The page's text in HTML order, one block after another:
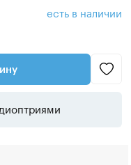
есть в наличии